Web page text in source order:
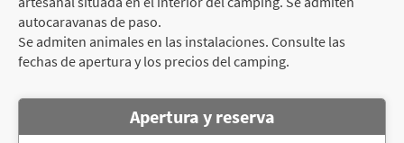
autocaravanas de paso.
Se admiten animales en las instalaciones. Consulte las
fechas de apertura y los precios del camping.
Apertura y reserva